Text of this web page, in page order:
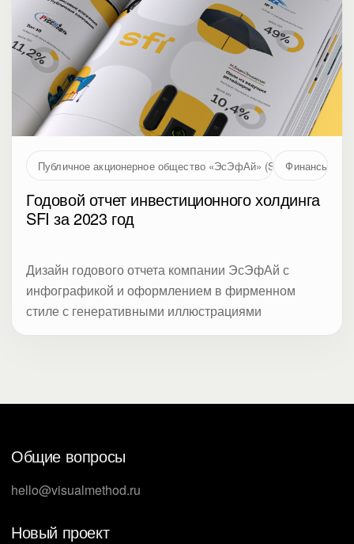
Публичное акционерное общество «ЭсЭфАй» (SFI, MOEX:
Финансы
Годовой отчет инвестиционного холдинга
SFI за 2023 год
Дизайн годового отчета компании ЭсЭфАй с
инфографикой и оформлением в фирменном
стиле с генеративными иллюстрациями
Общие вопросы
hello@visualmethod.ru
Новый проект